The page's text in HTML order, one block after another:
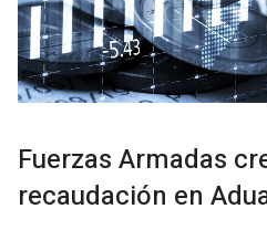
Fuerzas Armadas
recaudación en